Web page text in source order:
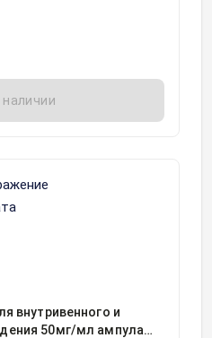
наличии
внутривенного и
50мг/мл ампула